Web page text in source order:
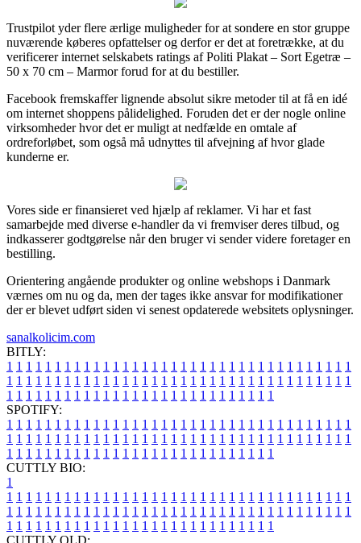
Trustpilot yder flere ærlige muligheder for at sondere en stor gruppe
nuværende køberes opfattelser og derfor er det at foretrække, at du
verificerer internet selskabets ratings af Politi Plakat – Sort Egetræ –
50 x 70 cm – Marmor forud for at du bestiller.
Facebook fremskaffer lignende absolut sikre metoder til at få en idé
om internet shoppens pålidelighed. Foruden det er der nogle online
virksomheder hvor det er muligt at nedfælde en omtale af
ordreforløbet, som også må udnyttes til afvejning af hvor glade
kunderne er.
Vores side er finansieret ved hjælp af reklamer. Vi har et fast
samarbejde med diverse e-handler da vi fremviser deres tilbud, og
indkasserer godtgørelse når den bruger vi sender videre foretager en
bestilling.
Orientering angående produkter og online webshops i Danmark
værnes om nu og da, men der tages ikke ansvar for modifikationer
der er blevet udført siden vi senest opdaterede websitets oplysninger.
sanalkolicim.com
BITLY:
1 1 1 1 1 1 1 1 1 1 1 1 1 1 1 1 1 1 1 1 1 1 1 1 1 1 1 1 1 1 1 1 1 1 1 1
1 1 1 1 1 1 1 1 1 1 1 1 1 1 1 1 1 1 1 1 1 1 1 1 1 1 1 1 1 1 1 1 1 1 1 1
1 1 1 1 1 1 1 1 1 1 1 1 1 1 1 1 1 1 1 1 1 1 1 1 1 1 1 1
SPOTIFY:
1 1 1 1 1 1 1 1 1 1 1 1 1 1 1 1 1 1 1 1 1 1 1 1 1 1 1 1 1 1 1 1 1 1 1 1
1 1 1 1 1 1 1 1 1 1 1 1 1 1 1 1 1 1 1 1 1 1 1 1 1 1 1 1 1 1 1 1 1 1 1 1
1 1 1 1 1 1 1 1 1 1 1 1 1 1 1 1 1 1 1 1 1 1 1 1 1 1 1 1
CUTTLY BIO:
1
1 1 1 1 1 1 1 1 1 1 1 1 1 1 1 1 1 1 1 1 1 1 1 1 1 1 1 1 1 1 1 1 1 1 1 1
1 1 1 1 1 1 1 1 1 1 1 1 1 1 1 1 1 1 1 1 1 1 1 1 1 1 1 1 1 1 1 1 1 1 1 1
1 1 1 1 1 1 1 1 1 1 1 1 1 1 1 1 1 1 1 1 1 1 1 1 1 1 1 1
CUTTLY OLD: